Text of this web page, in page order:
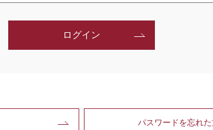
ログイン
パスワードを忘れ